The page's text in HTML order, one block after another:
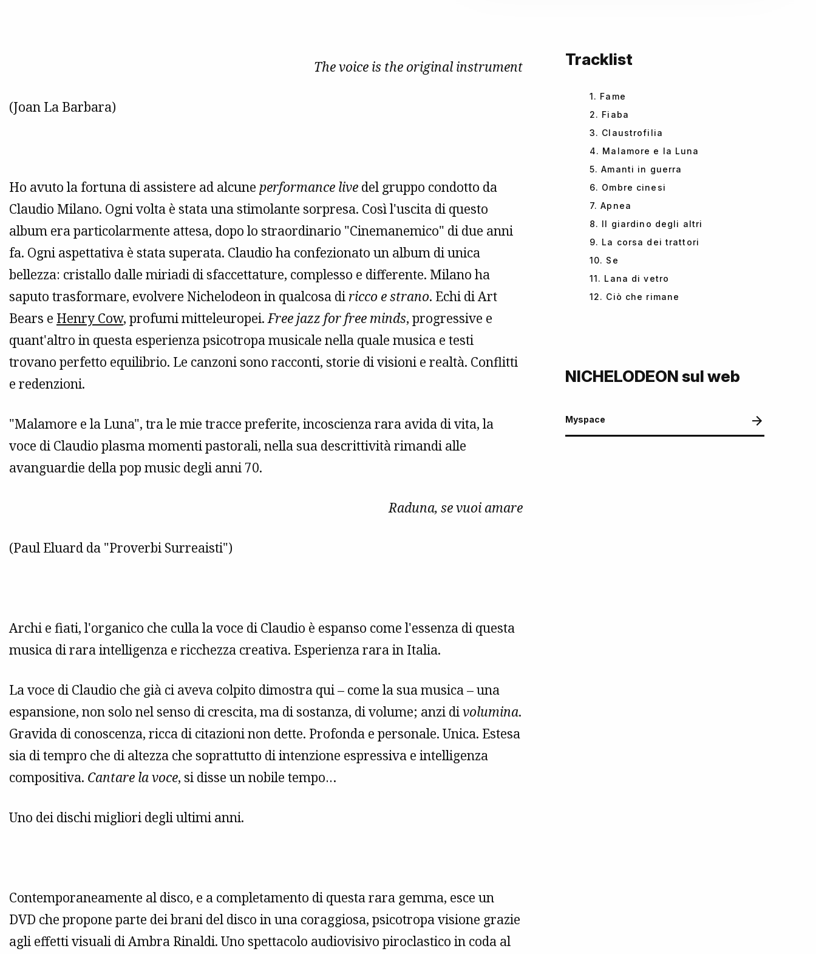
The voice is the original instrument
(Joan La Barbara)
Ho avuto la fortuna di assistere ad alcune performance live del gruppo condotto da
Claudio Milano. Ogni volta è stata una stimolante sorpresa. Così l'uscita di questo
album era particolarmente attesa, dopo lo straordinario "Cinemanemico" di due anni
fa. Ogni aspettativa è stata superata. Claudio ha confezionato un album di unica
bellezza: cristallo dalle miriadi di sfaccettature, complesso e differente. Milano ha
saputo trasformare, evolvere Nichelodeon in qualcosa di ricco e strano. Echi di Art
Bears e Henry Cow, profumi mitteleuropei.Free jazz for free minds, progressive e
quant'altro in questa esperienza psicotropa musicale nella quale musica e testi
trovano perfetto equilibrio. Le canzoni sono racconti, storie di visioni e realtà. Conflitti
e redenzioni.
"Malamore e la Luna", tra le mie tracce preferite, incoscienza rara avida di vita, la
voce di Claudio plasma momenti pastorali, nella sua descrittività rimandi alle
avanguardie della pop music degli anni 70.
Raduna, se vuoi amare
(Paul Eluard da "Proverbi Surreaisti")
Archi e fiati, l'organico che culla la voce di Claudio è espanso come l'essenza di questa
musica di rara intelligenza e ricchezza creativa. Esperienza rara in Italia.
La voce di Claudio che già ci aveva colpito dimostra qui – come la sua musica – una
espansione, non solo nel senso di crescita, ma di sostanza, di volume; anzi divolumina.
Gravida di conoscenza, ricca di citazioni non dette. Profonda e personale. Unica. Estesa
sia di tempro che di altezza che soprattutto di intenzione espressiva e intelligenza
compositiva. Cantare la voce, si disse un nobile tempo…
Uno dei dischi migliori degli ultimi anni.
Contemporaneamente al disco, e a completamento di questa rara gemma, esce un
DVD che propone parte dei brani del disco in una coraggiosa, psicotropa visione grazie
agli effetti visuali di Ambra Rinaldi. Uno spettacolo audiovisivo piroclastico in coda al
Tracklist
1. Fame
2. Fiaba
3. Claustrofilia
4. Malamore e la Luna
5. Amanti in guerra
6. Ombre cinesi
7. Apnea
8. Il giardino degli altri
9. La corsa dei trattori
10. Se
11. Lana di vetro
12. Ciò che rimane
NICHELODEON sul web
Myspace